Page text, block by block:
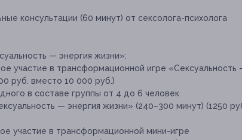
консультации (60 минут) от сексолога-психолога
— энергия жизни»:
участие в трансформационной игре «Сексуальность
руб. вместо 10 000 руб.)
в составе группы от 4 до 6 человек
— энергия жизни» (240–300 минут) (1250
участие в трансформационной мини-игре